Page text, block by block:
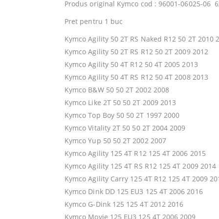
Produs original Kymco cod : 96001-06025-06
Pret pentru 1 buc
Kymco Agility 50 2T RS Naked R12 50 2T 2010
Kymco Agility 50 2T RS R12 50 2T 2009 2012
Kymco Agility 50 4T R12 50 4T 2005 2013
Kymco Agility 50 4T RS R12 50 4T 2008 2013
Kymco B&W 50 50 2T 2002 2008
Kymco Like 2T 50 50 2T 2009 2013
Kymco Top Boy 50 50 2T 1997 2000
Kymco Vitality 2T 50 50 2T 2004 2009
Kymco Yup 50 50 2T 2002 2007
Kymco Agility 125 4T R12 125 4T 2006 2015
Kymco Agility 125 4T RS R12 125 4T 2009 2014
Kymco Agility Carry 125 4T R12 125 4T 2009
Kymco Dink DD 125 EU3 125 4T 2006 2016
Kymco G-Dink 125 125 4T 2012 2016
Kymco Movie 125 EU3 125 4T 2006 2009